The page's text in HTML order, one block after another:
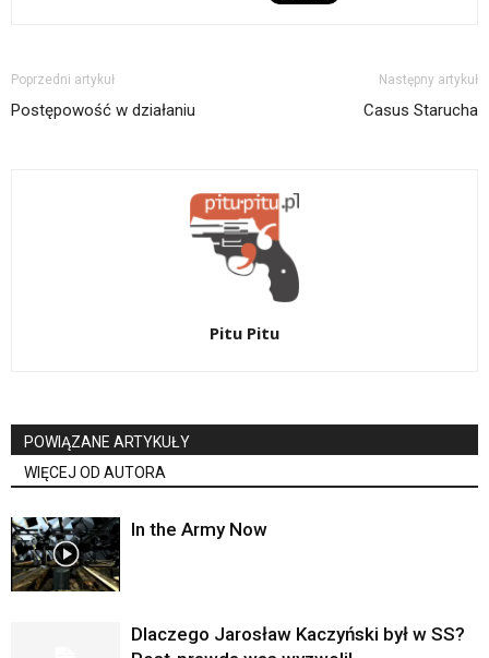
Poprzedni artykuł
Postępowość w działaniu
Następny artykuł
Casus Starucha
Pitu Pitu
POWIĄZANE ARTYKUŁY
WIĘCEJ OD AUTORA
In the Army Now
Dlaczego Jarosław Kaczyński był w SS?